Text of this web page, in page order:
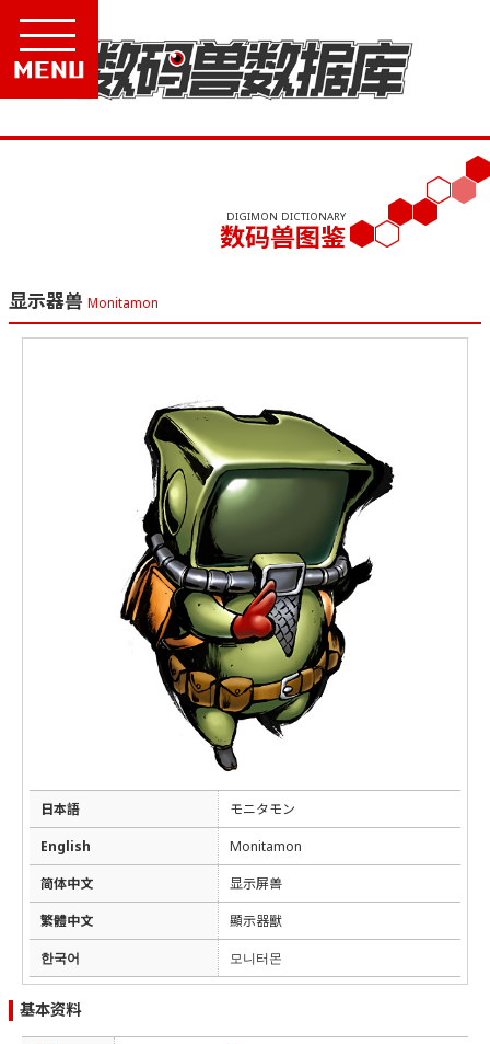
DIGIMON DICTIONARY
数码兽图鉴
显示器兽 Monitamon
日本語
モニタモン
English
Monitamon
简体中文
显示屏兽
繁體中文
顯示器獸
한국어
모니터몬
基本资料